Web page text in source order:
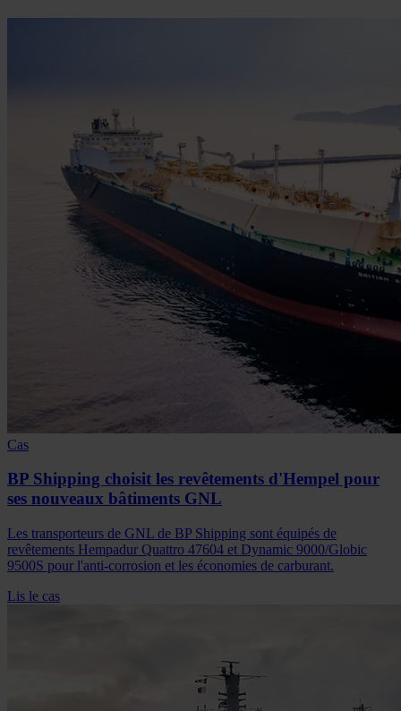
Cas
BP Shipping choisit les revêtements d'Hempel pour
ses nouveaux bâtiments GNL
Les transporteurs de GNL de BP Shipping sont équipés de
revêtements Hempadur Quattro 47604 et Dynamic 9000/Globic
9500S pour l'anti-corrosion et les économies de carburant.
Lis le cas